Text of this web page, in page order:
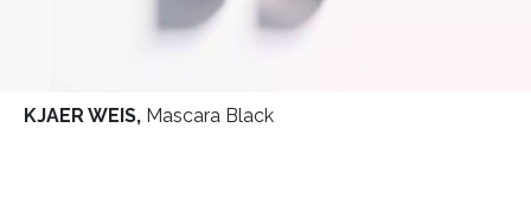
KJAER WEIS, Mascara Black